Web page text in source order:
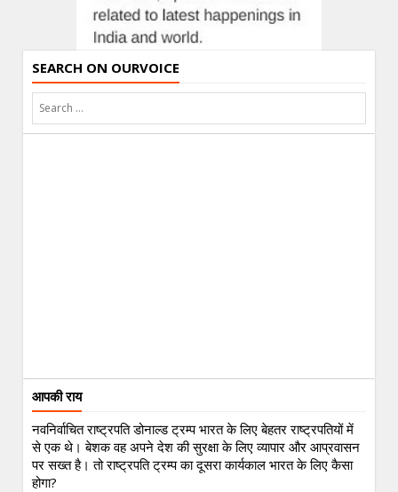
SEARCH ON OURVOICE
आपकी राय
नवनिर्वाचित राष्ट्रपति डोनाल्ड ट्रम्प भारत के लिए बेहतर राष्ट्रपतियों में
से एक थे। बेशक वह अपने देश की सुरक्षा के लिए व्यापार और आप्रवासन
पर सख्त है। तो राष्ट्रपति ट्रम्प का दूसरा कार्यकाल भारत के लिए कैसा
होगा?